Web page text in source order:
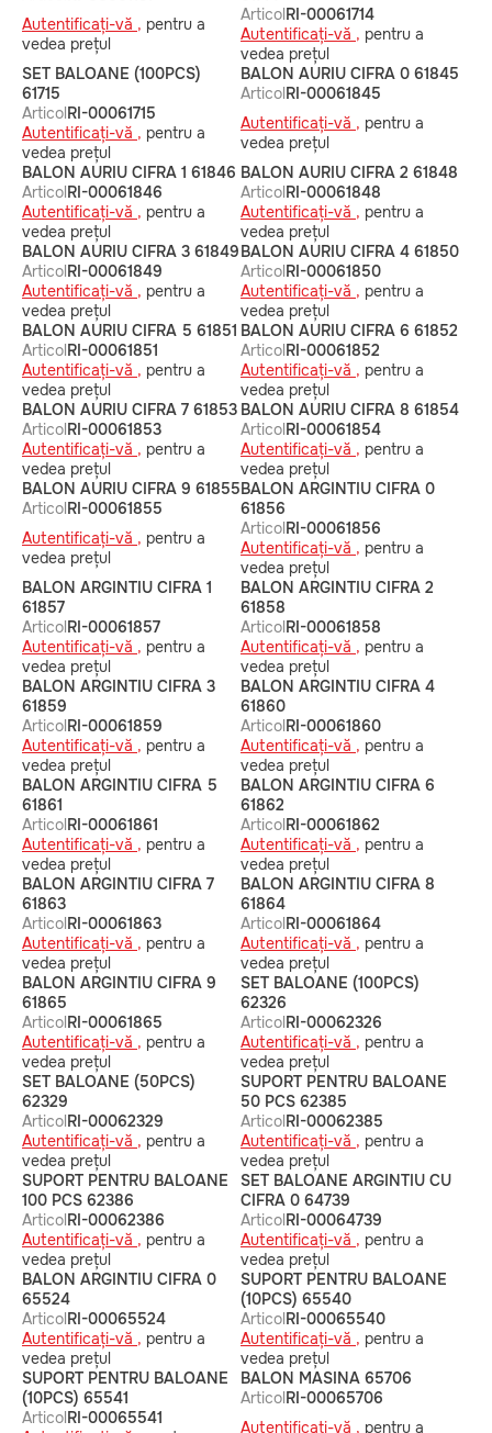
Autentificați-vă , pentru a
vedea prețul
ArticolRI-00061714
Autentificați-vă , pentru a
vedea prețul
SET BALOANE (100PCS)
61715
ArticolRI-00061715
Autentificați-vă , pentru a
vedea prețul
BALON AURIU CIFRA 0 61845
ArticolRI-00061845
Autentificați-vă , pentru a
vedea prețul
BALON AURIU CIFRA 1 61846
ArticolRI-00061846
Autentificați-vă , pentru a
vedea prețul
BALON AURIU CIFRA 2 61848
ArticolRI-00061848
Autentificați-vă , pentru a
vedea prețul
BALON AURIU CIFRA 3 61849
ArticolRI-00061849
Autentificați-vă , pentru a
vedea prețul
BALON AURIU CIFRA 4 61850
ArticolRI-00061850
Autentificați-vă , pentru a
vedea prețul
BALON AURIU CIFRA 5 61851
ArticolRI-00061851
Autentificați-vă , pentru a
vedea prețul
BALON AURIU CIFRA 6 61852
ArticolRI-00061852
Autentificați-vă , pentru a
vedea prețul
BALON AURIU CIFRA 7 61853
ArticolRI-00061853
Autentificați-vă , pentru a
vedea prețul
BALON AURIU CIFRA 8 61854
ArticolRI-00061854
Autentificați-vă , pentru a
vedea prețul
BALON AURIU CIFRA 9 61855
ArticolRI-00061855
Autentificați-vă , pentru a
vedea prețul
BALON ARGINTIU CIFRA 0
61856
ArticolRI-00061856
Autentificați-vă , pentru a
vedea prețul
BALON ARGINTIU CIFRA 1
61857
ArticolRI-00061857
Autentificați-vă , pentru a
vedea prețul
BALON ARGINTIU CIFRA 2
61858
ArticolRI-00061858
Autentificați-vă , pentru a
vedea prețul
BALON ARGINTIU CIFRA 3
61859
ArticolRI-00061859
Autentificați-vă , pentru a
vedea prețul
BALON ARGINTIU CIFRA 4
61860
ArticolRI-00061860
Autentificați-vă , pentru a
vedea prețul
BALON ARGINTIU CIFRA 5
61861
ArticolRI-00061861
Autentificați-vă , pentru a
vedea prețul
BALON ARGINTIU CIFRA 6
61862
ArticolRI-00061862
Autentificați-vă , pentru a
vedea prețul
BALON ARGINTIU CIFRA 7
61863
ArticolRI-00061863
Autentificați-vă , pentru a
vedea prețul
BALON ARGINTIU CIFRA 8
61864
ArticolRI-00061864
Autentificați-vă , pentru a
vedea prețul
BALON ARGINTIU CIFRA 9
61865
ArticolRI-00061865
Autentificați-vă , pentru a
vedea prețul
SET BALOANE (100PCS)
62326
ArticolRI-00062326
Autentificați-vă , pentru a
vedea prețul
SET BALOANE (50PCS)
62329
ArticolRI-00062329
Autentificați-vă , pentru a
vedea prețul
SUPORT PENTRU BALOANE
50 PCS 62385
ArticolRI-00062385
Autentificați-vă , pentru a
vedea prețul
SUPORT PENTRU BALOANE
100 PCS 62386
ArticolRI-00062386
Autentificați-vă , pentru a
vedea prețul
SET BALOANE ARGINTIU CU
CIFRA 0 64739
ArticolRI-00064739
Autentificați-vă , pentru a
vedea prețul
BALON ARGINTIU CIFRA 0
65524
ArticolRI-00065524
Autentificați-vă , pentru a
vedea prețul
SUPORT PENTRU BALOANE
(10PCS) 65540
ArticolRI-00065540
Autentificați-vă , pentru a
vedea prețul
SUPORT PENTRU BALOANE
(10PCS) 65541
ArticolRI-00065541
BALON MASINA 65706
ArticolRI-00065706
Autentificați-vă , pentru a